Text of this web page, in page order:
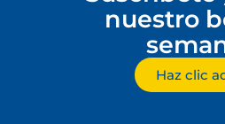
nuestro
Haz clic